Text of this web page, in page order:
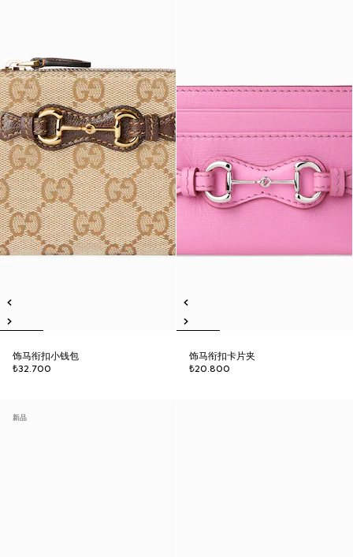
饰马衔扣小钱包
₺32.700
饰马衔扣卡片夹
₺20.800
新品